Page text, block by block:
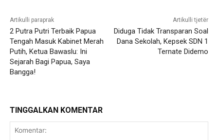
Artikulli paraprak
2 Putra Putri Terbaik Papua
Tengah Masuk Kabinet Merah
Putih, Ketua Bawaslu: Ini
Sejarah Bagi Papua, Saya
Bangga!
Artikulli tjetër
Diduga Tidak Transparan Soal
Dana Sekolah, Kepsek SDN 1
Ternate Didemo
TINGGALKAN KOMENTAR